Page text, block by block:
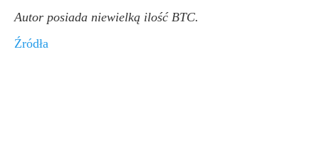
Autor posiada niewielką ilość BTC.
Źródła